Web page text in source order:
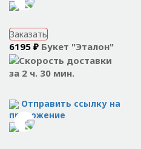
Заказать
6195 ₽ Букет "Эталон"
за 2 ч. 30 мин.
Отправить ссылку на
приложение